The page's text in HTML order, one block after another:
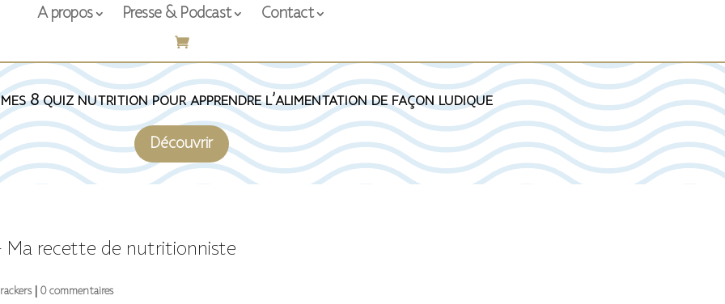
A propos Presse & Podcast Contact
8 quiz nutrition pour apprendre l’alimentation de façon ludique
Découvrir
Ma recette de nutritionniste
|0 commentaires